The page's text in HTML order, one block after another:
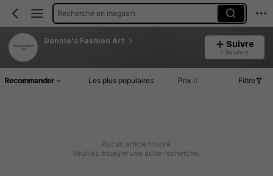
Recherche en magasin
Donnie's Fashion Art Suivre
1 Suiveurs
Recommander Les plus populaires Prix Filtre
Aucun article trouvé
Veuillez essayer une autre recherche.